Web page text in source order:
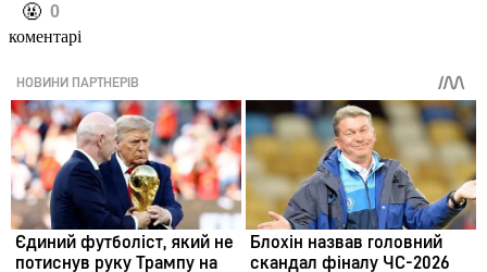
️🤬 0
коментарі